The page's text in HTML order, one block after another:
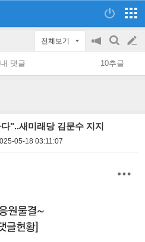
전체보기
공
지
on/off
검
색
글
쓰
내 댓글 10추글
"..새미래당 김문수 지지
05-18 03:11:07